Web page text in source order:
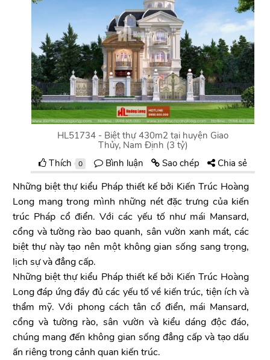
HL51734 - Biệt thự 430m2 tại huyện Giao
Thủy, Nam Định (3 tỷ)
Thích 0 Bình luận Sao chép Chia sẻ
Những biệt thự kiểu Pháp thiết kế bởi Kiến Trúc Hoàng
Long mang trong mình những nét đặc trưng của kiến
trúc Pháp cổ điển. Với các yếu tố như mái Mansard,
cổng và tường rào bao quanh, sân vườn xanh mát, các
biệt thự này tạo nên một không gian sống sang trọng,
lịch sự và đẳng cấp.
Những biệt thự kiểu Pháp thiết kế bởi Kiến Trúc Hoàng
Long đáp ứng đầy đủ các yếu tố về kiến trúc, tiện ích và
thẩm mỹ. Với phong cách tân cổ điển, mái Mansard,
cổng và tường rào, sân vườn và kiểu dáng độc đáo,
chúng mang đến không gian sống đẳng cấp và tạo dấu
ấn riêng trong cảnh quan kiến trúc.